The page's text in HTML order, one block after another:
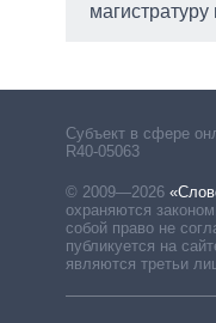
Субъект в сфере
R40-05063
© 2009—2026
охраняются
собой право не
публикуется на
являются третьи